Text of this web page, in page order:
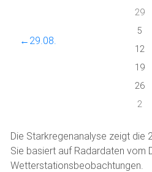
←29.08.
29
5
12
19
26
2
Die Starkregenanalyse zeigt die
Sie basiert auf Radardaten vom
Wetterstationsbeobachtungen.